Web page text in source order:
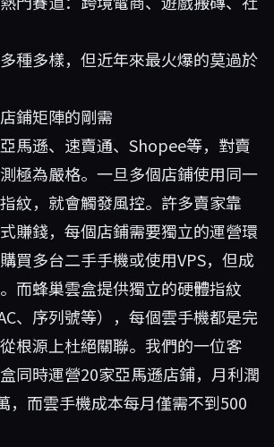
種多樣，但近年來最火爆的莫過於
鋪矩陣的剛需
馬遜、速賣通、Shopee等，對賣
極為嚴格。一旦多個店鋪使用同一
紋，就會觸發風控。許多賣家靠
式賺錢，每個店鋪需要獨立的運營環
買多台二手手機或使用VPS，但成
而蜂巢雲盒提供獨立的硬體指紋
、序列號等），每個雲手機都是完
根源上杜絕關聯。我們的一位客
同時運營20家亞馬遜店鋪，月利潤
，而雲手機成本每月僅需不到500